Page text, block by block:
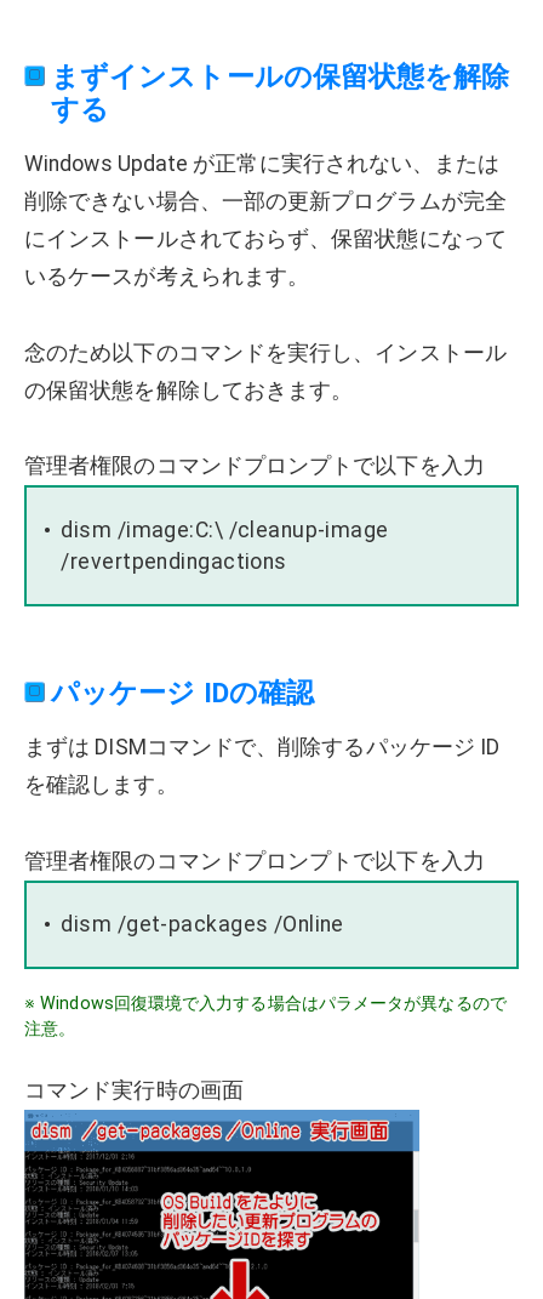
まずインストールの保留状態を解除
する
Windows Update が正常に実行されない、または
削除できない場合、一部の更新プログラムが完全
にインストールされておらず、保留状態になって
いるケースが考えられます。
念のため以下のコマンドを実行し、インストール
の保留状態を解除しておきます。
管理者権限のコマンドプロンプトで以下を入力
dism /image:C:\ /cleanup-image
/revertpendingactions
パッケージ IDの確認
まずは DISMコマンドで、削除するパッケージ ID
を確認します。
管理者権限のコマンドプロンプトで以下を入力
dism /get-packages /Online
※ Windows回復環境で入力する場合はパラメータが異なるので
注意。
コマンド実行時の画面